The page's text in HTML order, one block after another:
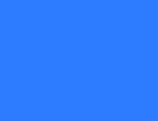
顺和家园
，七舰
，沛河